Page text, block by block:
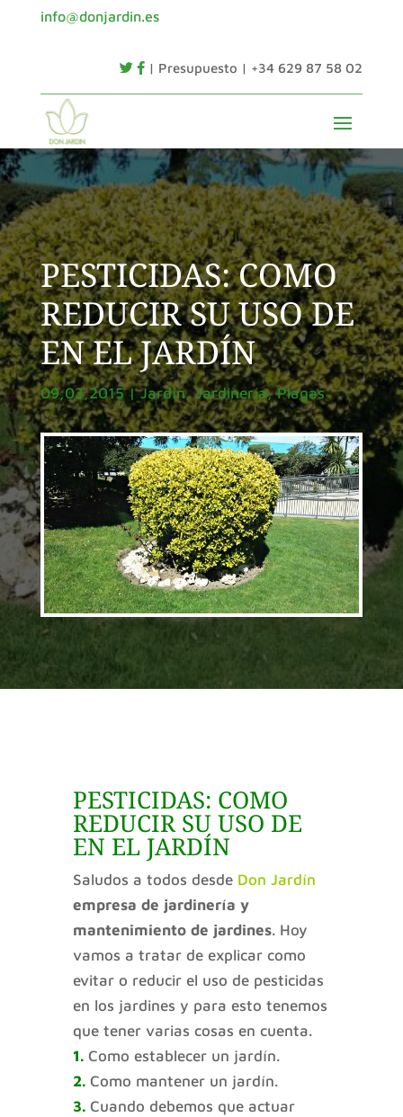
info@donjardin.es
| Presupuesto | +34 629 87 58 02
PESTICIDAS: COMO
REDUCIR SU USO DE
EN EL JARDÍN
09,03,2015|Jardín,Jardinería,Plagas
PESTICIDAS: COMO
REDUCIR SU USO DE
EN EL JARDÍN
Saludos a todos desde Don Jardín
empresa de jardinería y
mantenimiento de jardines. Hoy
vamos a tratar de explicar como
evitar o reducir el uso de pesticidas
en los jardines y para esto tenemos
que tener varias cosas en cuenta.
1.Como establecer un jardín.
2.Como mantener un jardín.
3.Cuando debemos que actuar